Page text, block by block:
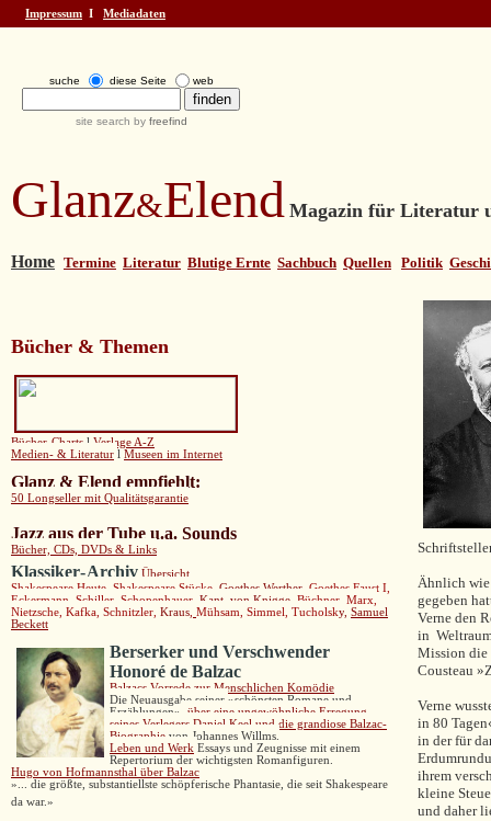
Impressum І Mediadaten
suche diese Seite web
site search by freefind
Glanz&Elend Magazin für Literatur
Home Termine Literatur Blutige Ernte Sachbuch Quellen Politik
Bücher & Themen
Bücher-Charts l Verlage A-Z
Medien- & Literatur l Museen im Internet
Glanz & Elend empfiehlt:
50 Longseller mit Qualitätsgarantie
Jazz aus der Tube u.a. Sounds
Bücher, CDs, DVDs & Links
Klassiker-Archiv Übersicht
Shakespeare Heute Shakespeare Stücke Goethes Werther, Goethes Faust I,
Eckermann,
Schiller, Schopenhauer, Kant, von Knigge, Büchner, Marx
Nietzsche, Kafka, Schnitzler Kraus Mühsam Simmel Tucholsky Samuel
Beckett
Berserker und Verschwender
Honoré de Balzac
Balzacs Vorrede zur Menschlichen Komödie
Die Neuausgabe seiner »schönsten Romane und
Erzählungen»
über eine ungewöhnliche Erregung
seines Verlegers Daniel Keel und die grandiose Balzac-
Biographie von Johannes Willms.
Leben und Werk Essays und Zeugnisse mit einem
Repertorium der wichtigsten Romanfiguren.
Hugo von Hofmannsthal über Balzac
»... die größte, substantiellste schöpferische Phantasie, die seit Shakespeare
da war.»
Ähnlich wie
gegeben
Verne den
in
Mission die
Cousteau
Verne
in 80
in der für
ihrem
kleine
und daher